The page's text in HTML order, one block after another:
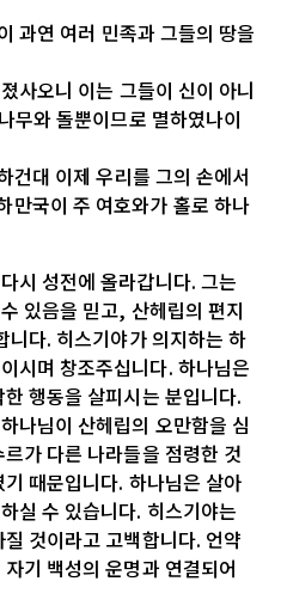
과연 여러 민족과 그들의 땅을
사오니 이는 그들이 신이 아니
무와 돌뿐이므로 멸하였나이
건대 이제 우리를 그의 손에서
만국이 주 여호와가 홀로 하나
시 성전에 올라갑니다. 그는
있음을 믿고, 산헤립의 편지
다. 히스기야가 의지하는 하
시며 창조주십니다. 하나님은
행동을 살피시는 분입니다.
나님이 산헤립의 오만함을 심
가 다른 나라들을 점령한 것
때문입니다. 하나님은 살아
실 수 있습니다. 히스기야는
것이라고 고백합니다. 언약
기 백성의 운명과 연결되어